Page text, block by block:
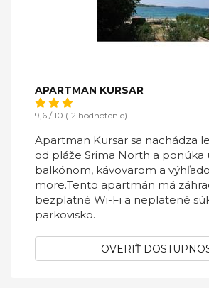
APARTMAN KURSAR
9,6 / 10 (12 hodnotenie)
Apartman Kursar sa nachádza
od pláže Srima North a ponúka
balkónom, kávovarom a
more.Tento apartmán má
bezplatné Wi-Fi a neplatené
parkovisko.
OVERIŤ